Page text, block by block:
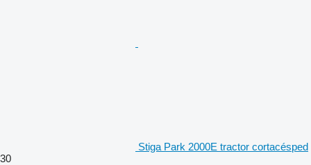
Stiga Park 2000E tractor cortacésped
30